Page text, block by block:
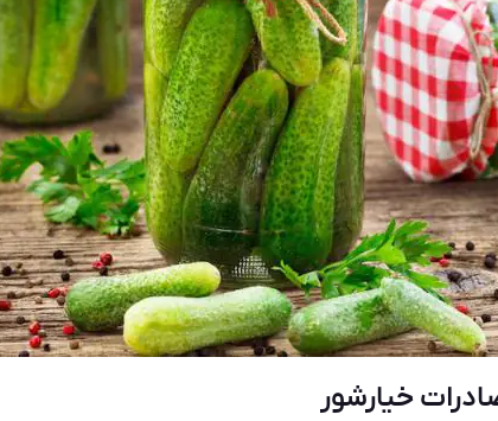
خیارشور